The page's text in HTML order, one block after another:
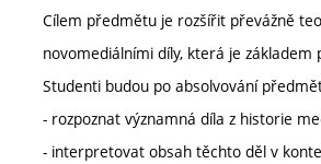
Cílem předmětu je rozšířit převážně
novomediálními díly, která je
Studenti budou po absolvování
- rozpoznat významná díla z historie
- interpretovat obsah těchto děl v